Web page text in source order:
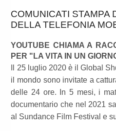
COMUNICATI STAMPA
DELLA TELEFONIA
YOUTUBE CHIAMA A
PER "LA VITA IN UN
Il 25 luglio 2020 è il Global
il mondo sono invitate a
delle 24 ore. In 5 mesi, i
documentario che nel 2021
al Sundance Film Festival e